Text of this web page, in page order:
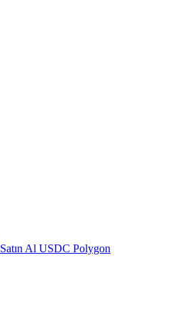
Satın Al USDC Polygon